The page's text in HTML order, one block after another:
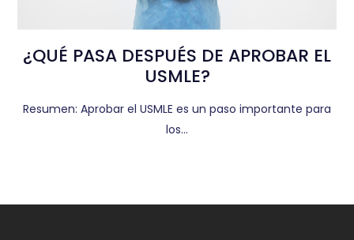
¿QUÉ PASA DESPUÉS DE APROBAR EL
USMLE?
Resumen: Aprobar el USMLE es un paso importante para
los…